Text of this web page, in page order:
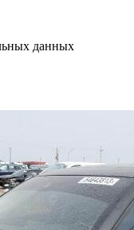
данных